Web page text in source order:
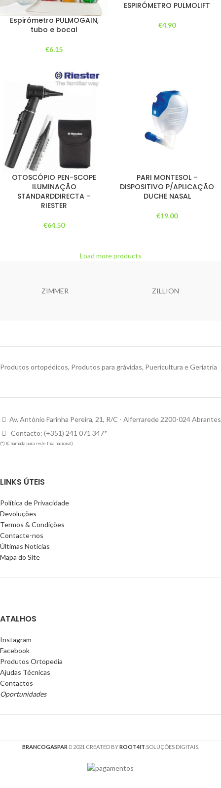
Espirómetro PULMOGAIN,
tubo e bocal
€6.15
ESPIRÓMETRO PULMOLIFT
€4.90
OTOSCÓPIO PEN-SCOPE
ILUMINAÇÃO
STANDARDDIRECTA –
RIESTER
€64.50
PARI MONTESOL –
DISPOSITIVO P/APLICAÇÃO
DUCHE NASAL
€19.00
Load more products
ZIMMER ZILLION
Produtos ortopédicos, Produtos para grávidas, Puericultura e Geriatria
Av. António Farinha Pereira, 21, R/C - Alferrarede 2200-024 Abrantes
Contacto: (+351) 241 071 347*
(*) (Chamada para rede fixa nacional)
LINKS ÚTEIS
Política de Privacidade
Devoluções
Termos & Condições
Contacte-nos
Últimas Notícias
Mapa do Site
ATALHOS
Instagram
Facebook
Produtos Ortopedia
Ajudas Técnicas
Contactos
Oportunidades
BRANCOGASPAR 2021 CREATED BYROOT4IT .SOLUÇÕES DIGITAIS.